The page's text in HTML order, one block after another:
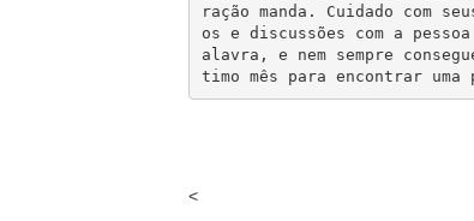
ração manda. Cuidado com
os e discussões com a
alavra, e nem sempre
<